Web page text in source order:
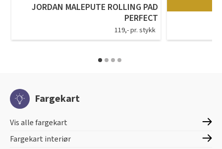
JORDAN MALEPUTE ROLLING PAD
PERFECT
119,- pr. stykk
Fargekart
Vis alle fargekart
Fargekart interiør